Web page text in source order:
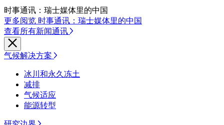
时事通讯：瑞士媒体里的中国
更多阅览 时事通讯：瑞士媒体里的中国
查看所有新闻通讯
气候解决方案
冰川和永久冻土
减排
气候适应
能源转型